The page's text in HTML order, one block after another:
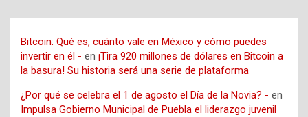
Bitcoin: Qué es, cuánto vale en México y cómo puedes
invertir en él - en ¡Tira 920 millones de dólares en Bitcoin a
la basura! Su historia será una serie de plataforma
¿Por qué se celebra el 1 de agosto el Día de la Novia? - en
Impulsa Gobierno Municipal de Puebla el liderazgo juvenil